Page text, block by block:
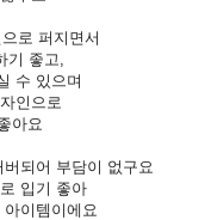
로 퍼지면서
기 좋고,
수 있으며
인으로
아요
되어 부담이 없구요
입기 좋아
이템이에요